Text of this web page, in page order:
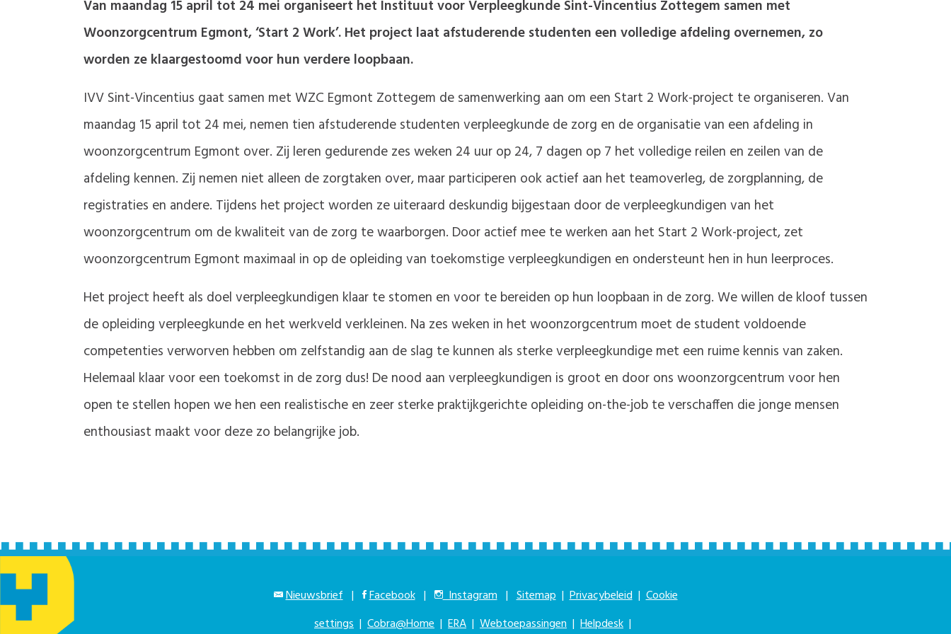
Van maandag 15 april tot 24 mei organiseert het Instituut voor Verpleegkunde Sint-Vincentius Zottegem samen met
Woonzorgcentrum Egmont, ‘Start 2 Work’. Het project laat afstuderende studenten een volledige afdeling overnemen, zo
worden ze klaargestoomd voor hun verdere loopbaan.
IVV Sint-Vincentius gaat samen met WZC Egmont Zottegem de samenwerking aan om een Start 2 Work-project te organiseren. Van
maandag 15 april tot 24 mei, nemen tien afstuderende studenten verpleegkunde de zorg en de organisatie van een afdeling in
woonzorgcentrum Egmont over. Zij leren gedurende zes weken 24 uur op 24, 7 dagen op 7 het volledige reilen en zeilen van de
afdeling kennen. Zij nemen niet alleen de zorgtaken over, maar participeren ook actief aan het teamoverleg, de zorgplanning, de
registraties en andere. Tijdens het project worden ze uiteraard deskundig bijgestaan door de verpleegkundigen van het
woonzorgcentrum om de kwaliteit van de zorg te waarborgen. Door actief mee te werken aan het Start 2 Work-project, zet
woonzorgcentrum Egmont maximaal in op de opleiding van toekomstige verpleegkundigen en ondersteunt hen in hun leerproces.
Het project heeft als doel verpleegkundigen klaar te stomen en voor te bereiden op hun loopbaan in de zorg. We willen de kloof tussen
de opleiding verpleegkunde en het werkveld verkleinen. Na zes weken in het woonzorgcentrum moet de student voldoende
competenties verworven hebben om zelfstandig aan de slag te kunnen als sterke verpleegkundige met een ruime kennis van zaken.
Helemaal klaar voor een toekomst in de zorg dus! De nood aan verpleegkundigen is groot en door ons woonzorgcentrum voor hen
open te stellen hopen we hen een realistische en zeer sterke praktijkgerichte opleiding on-the-job te verschaffen die jonge mensen
enthousiast maakt voor deze zo belangrijke job.
Nieuwsbrief | Facebook | Instagram | Sitemap |Privacybeleid |Cookie
settings | Cobra@Home | ERA | Webtoepassingen | Helpdesk |